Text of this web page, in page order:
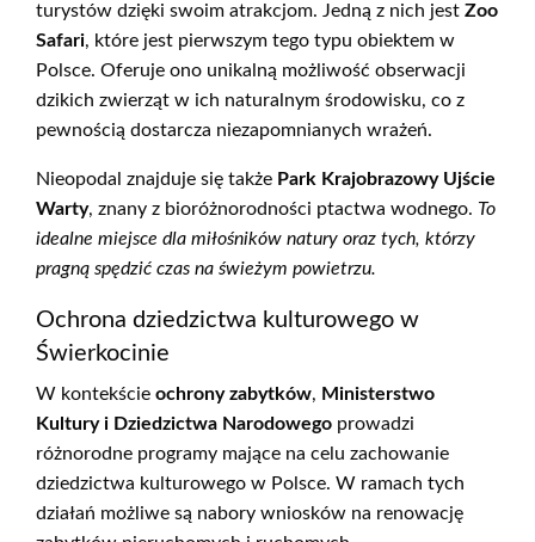
turystów dzięki swoim atrakcjom. Jedną z nich jest Zoo
Safari, które jest pierwszym tego typu obiektem w
Polsce. Oferuje ono unikalną możliwość obserwacji
dzikich zwierząt w ich naturalnym środowisku, co z
pewnością dostarcza niezapomnianych wrażeń.
Nieopodal znajduje się także Park Krajobrazowy Ujście
Warty, znany z bioróżnorodności ptactwa wodnego. To
idealne miejsce dla miłośników natury oraz tych, którzy
pragną spędzić czas na świeżym powietrzu.
Ochrona dziedzictwa kulturowego w
Świerkocinie
W kontekście ochrony zabytków, Ministerstwo
Kultury i Dziedzictwa Narodowego prowadzi
różnorodne programy mające na celu zachowanie
dziedzictwa kulturowego w Polsce. W ramach tych
działań możliwe są nabory wniosków na renowację